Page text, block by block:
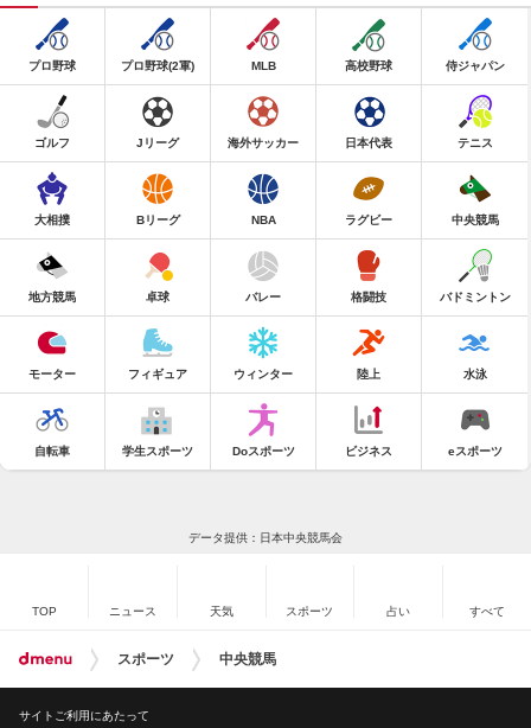
プロ野球 プロ野球(2軍) MLB 高校野球 侍ジャパン
ゴルフ Jリーグ 海外サッカー 日本代表 テニス
大相撲 Bリーグ NBA ラグビー 中央競馬
地方競馬 卓球 バレー 格闘技 バドミントン
モーター フィギュア ウィンター 陸上 水泳
自転車 学生スポーツ Doスポーツ ビジネス eスポーツ
データ提供：日本中央競馬会
TOP ニュース 天気 スポーツ 占い すべて
スポーツ 中央競馬
サイトご利用にあたって